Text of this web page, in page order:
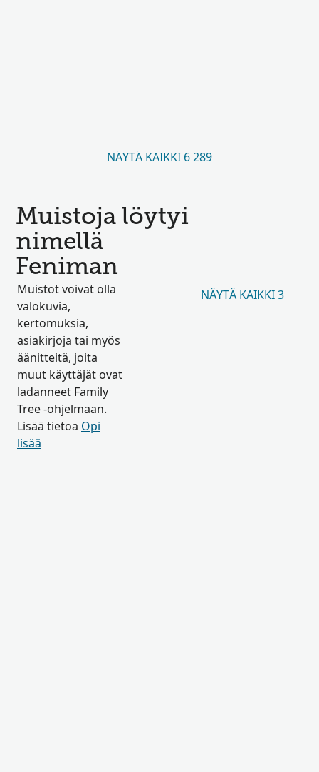
NÄYTÄ KAIKKI 6 289
Muistoja löytyi
nimellä
Feniman
Muistot voivat olla
valokuvia,
kertomuksia,
asiakirjoja tai myös
äänitteitä, joita
muut käyttäjät ovat
ladanneet Family
Tree -ohjelmaan.
Lisää tietoa Opi
lisää
NÄYTÄ KAIKKI 3